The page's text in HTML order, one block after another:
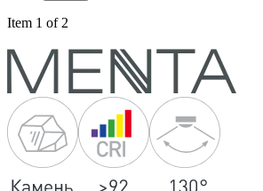
Item 1 of 2